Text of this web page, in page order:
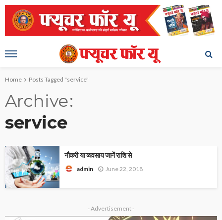
Home Posts Tagged "service"
Archive
service
नौकरी या व्यवसाय जानें राशि से
admin June 22, 2018
- Advertisement -